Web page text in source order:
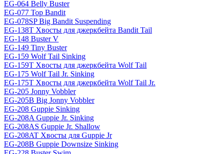
EG-064 Belly Buster
EG-077 Top Bandit
EG-078SP Big Bandit Suspending
EG-138T Хвосты для джеркбейта Bandit Tail
EG-148 Buster V
EG-149 Tiny Buster
EG-159 Wolf Tail Sinking
EG-159T Хвосты для джеркбейта Wolf Tail
EG-175 Wolf Tail Jr. Sinking
EG-175T Хвосты для джеркбейта Wolf Tail Jr.
EG-205 Jonny Vobbler
EG-205B Big Jonny Vobbler
EG-208 Guppie Sinking
EG-208A Guppie Jr. Sinking
EG-208AS Guppie Jr. Shallow
EG-208AT Хвосты для Guppie Jr
EG-208B Guppie Downsize Sinking